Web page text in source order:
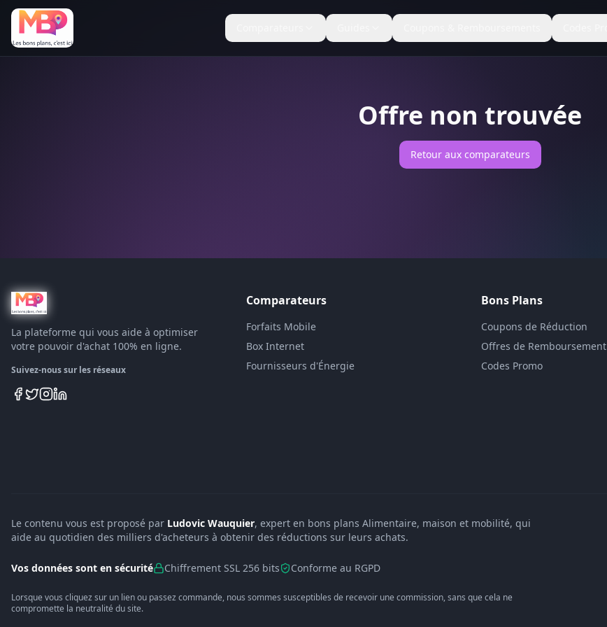
Offre non trouvée
Retour aux comparateurs
La plateforme qui vous aide à optimiser
votre pouvoir d'achat 100% en ligne.
Suivez-nous sur les réseaux
Comparateurs
Forfaits Mobile
Box Internet
Fournisseurs d'Énergie
Bons Plans
Coupons de Réduction
Offres de Remboursement
Codes Promo
Le contenu vous est proposé par Ludovic Wauquier, expert en bons plans Alimentaire, maison et mobilité, qui
aide au quotidien des milliers d'acheteurs à obtenir des réductions sur leurs achats.
Vos données sont en sécurité Chiffrement SSL 256 bits Conforme au RGPD
Lorsque vous cliquez sur un lien ou passez commande, nous sommes susceptibles de recevoir une commission, sans que cela ne
compromette la neutralité du site.